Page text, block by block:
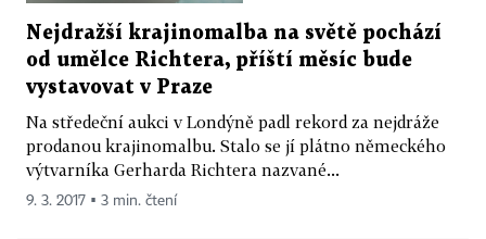
Nejdražší krajinomalba na světě pochází
od umělce Richtera, příští měsíc bude
vystavovat v Praze
Na středeční aukci v Londýně padl rekord za nejdráže
prodanou krajinomalbu. Stalo se jí plátno německého
výtvarníka Gerharda Richtera nazvané...
9. 3. 2017 ▪ 3 min. čtení